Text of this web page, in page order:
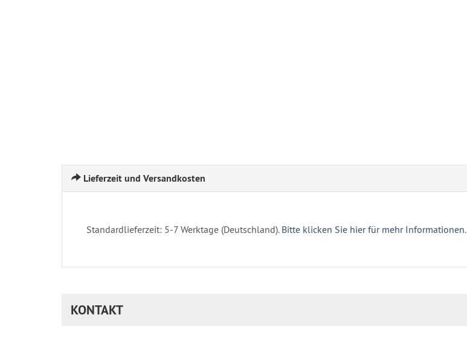
Lieferzeit und Versandkosten
Standardlieferzeit: 5-7 Werktage (Deutschland). Bitte klicken Sie hier für mehr Informationen.
KONTAKT